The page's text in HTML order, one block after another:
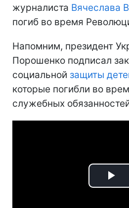
журналиста Вячеслава
погиб во время
Напомним, президент
Порошенко подписал
социальной защиты
которые погибли во
служебных